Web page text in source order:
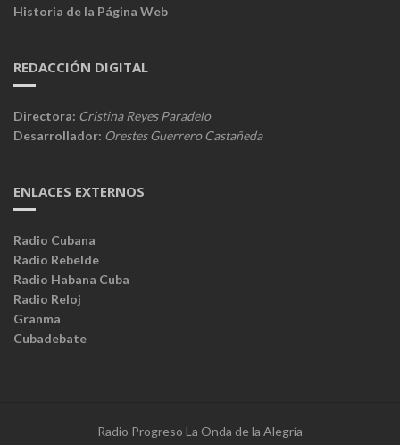
Historia de la Página Web
REDACCIÓN DIGITAL
Directora: Cristina Reyes Paradelo
Desarrollador: Orestes Guerrero Castañeda
ENLACES EXTERNOS
Radio Cubana
Radio Rebelde
Radio Habana Cuba
Radio Reloj
Granma
Cubadebate
Radio Progreso La Onda de la Alegría